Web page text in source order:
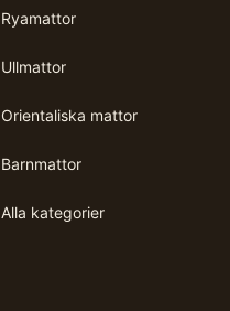
Ryamattor
Ullmattor
Orientaliska mattor
Barnmattor
Alla kategorier